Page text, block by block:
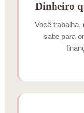
Dinheiro
Você trabalha,
sabe para